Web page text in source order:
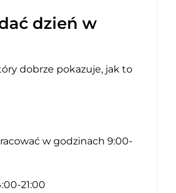
dzień w
dobrze pokazuje, jak to
w godzinach 9:00-
21:00